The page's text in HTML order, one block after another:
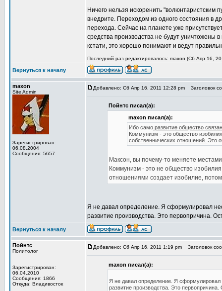
Ничего нельзя искоренить "волюнтаристским
внедрите. Переходом из одного состояния в
перехода. Сейчас на планете уже
средства производства не будут уничтожены
кстати, это хорошо понимают и ведут
Последний раз редактировалось: maxon (Сб Апр 16,
Вернуться к началу
maxon
Site Admin
Зарегистрирован:
06.08.2004
Сообщения: 5657
Добавлено: Сб Апр 16, 2011 12:28 pm Заголовок
Пойнтс писал(а):
maxon писал(а):
Ибо само развитие общество
Коммунизм - это общество
собственнических отношений. Это
Максон, вы почему-то меняете
Коммунизм - это не общество
отношениями создает изобилие,
Я не давал определение. Я сформулировал
развитие производства. Это первопричина.
Вернуться к началу
Пойнтс
Политолог
Зарегистрирован:
06.04.2010
Сообщения: 1866
Откуда: Владивосток
Добавлено: Сб Апр 16, 2011 1:19 pm Заголовок
maxon писал(а):
Я не давал определение. Я сформулировал
развитие производства. Это